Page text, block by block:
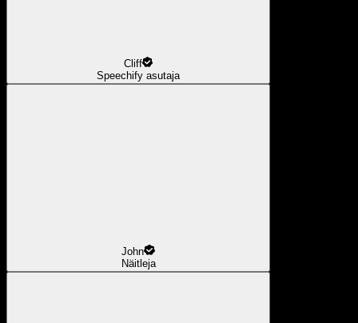
Cliff
Speechify asutaja
John
Näitleja